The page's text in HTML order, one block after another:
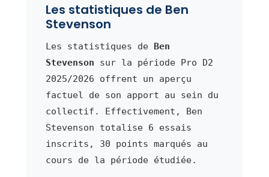
Les statistiques de Ben
Stevenson
Les statistiques de Ben
Stevenson sur la période Pro D2
2025/2026 offrent un aperçu
factuel de son apport au sein du
collectif. Effectivement, Ben
Stevenson totalise 6 essais
inscrits, 30 points marqués au
cours de la période étudiée.